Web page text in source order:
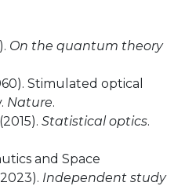
On the quantum theory
Stimulated optical
Nature.
Statistical optics.
and Space
Independent study